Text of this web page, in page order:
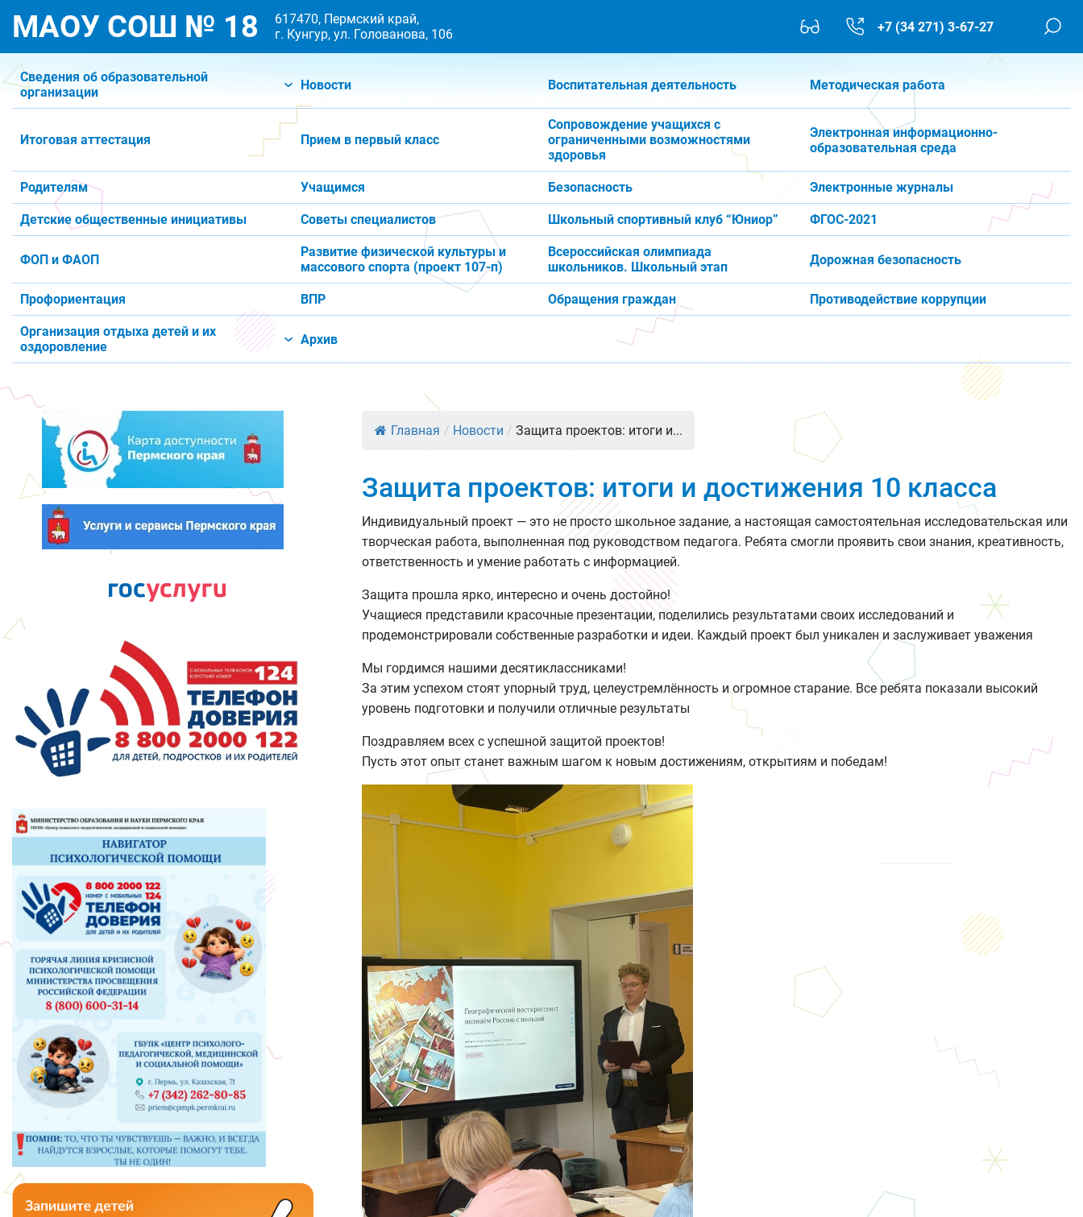
МАОУ СОШ № 18
617470, Пермский край,
г. Кунгур, ул. Голованова, 106
+7 (34 271) 3-67-27
Сведения об образовательной
организации
Новости Воспитательная деятельность Методическая работа
Итоговая аттестация Прием в первый класс
Сопровождение учащихся с
ограниченными возможностями
здоровья
Электронная информационно-
образовательная среда
Родителям Учащимся Безопасность Электронные журналы
Детские общественные инициативы Советы специалистов Школьный спортивный клуб “Юниор” ФГОС-2021
ФОП и ФАОП
Развитие физической культуры и
массового спорта (проект 107-п)
Всероссийская олимпиада
школьников. Школьный этап
Дорожная безопасность
Профориентация ВПР Обращения граждан Противодействие коррупции
Организация отдыха детей и их
оздоровление
Архив
Главная / Новости / Защита проектов: итоги и...
Защита проектов: итоги и достижения 10 класса
Индивидуальный проект — это не просто школьное задание, а настоящая самостоятельная исследовательская или
творческая работа, выполненная под руководством педагога. Ребята смогли проявить свои знания, креативность,
ответственность и умение работать с информацией.
Защита прошла ярко, интересно и очень достойно!
Учащиеся представили красочные презентации, поделились результатами своих исследований и
продемонстрировали собственные разработки и идеи. Каждый проект был уникален и заслуживает уважения
Мы гордимся нашими десятиклассниками!
За этим успехом стоят упорный труд, целеустремлённость и огромное старание. Все ребята показали высокий
уровень подготовки и получили отличные результаты
Поздравляем всех с успешной защитой проектов!
Пусть этот опыт станет важным шагом к новым достижениям, открытиям и победам!